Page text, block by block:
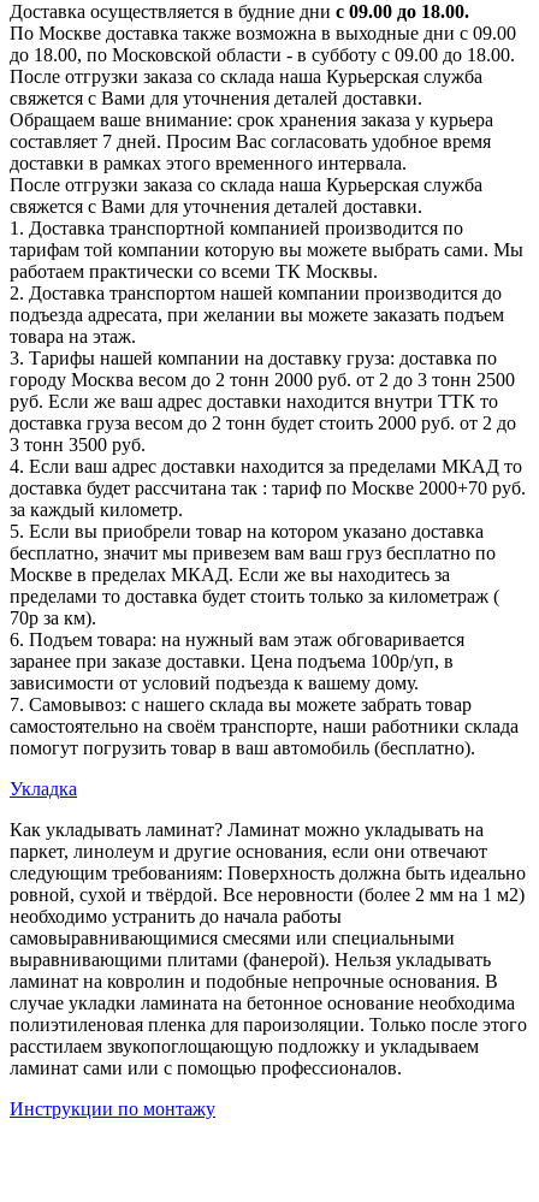
Доставка осуществляется в будние дни с 09.00 до 18.00.
По Москве доставка также возможна в выходные дни с 09.00
до 18.00, по Московской области - в субботу с 09.00 до 18.00.
После отгрузки заказа со склада наша Курьерская служба
свяжется с Вами для уточнения деталей доставки.
Обращаем ваше внимание: срок хранения заказа у курьера
составляет 7 дней. Просим Вас согласовать удобное время
доставки в рамках этого временного интервала.
После отгрузки заказа со склада наша Курьерская служба
свяжется с Вами для уточнения деталей доставки.
1. Доставка транспортной компанией производится по
тарифам той компании которую вы можете выбрать сами. Мы
работаем практически со всеми ТК Москвы.
2. Доставка транспортом нашей компании производится до
подъезда адресата, при желании вы можете заказать подъем
товара на этаж.
3. Тарифы нашей компании на доставку груза: доставка по
городу Москва весом до 2 тонн 2000 руб. от 2 до 3 тонн 2500
руб. Если же ваш адрес доставки находится внутри ТТК то
доставка груза весом до 2 тонн будет стоить 2000 руб. от 2 до
3 тонн 3500 руб.
4. Если ваш адрес доставки находится за пределами МКАД то
доставка будет рассчитана так : тариф по Москве 2000+70 руб.
за каждый километр.
5. Если вы приобрели товар на котором указано доставка
бесплатно, значит мы привезем вам ваш груз бесплатно по
Москве в пределах МКАД. Если же вы находитесь за
пределами то доставка будет стоить только за километраж (
70р за км).
6. Подъем товара: на нужный вам этаж обговаривается
заранее при заказе доставки. Цена подъема 100р/уп, в
зависимости от условий подъезда к вашему дому.
7. Самовывоз: с нашего склада вы можете забрать товар
самостоятельно на своём транспорте, наши работники склада
помогут погрузить товар в ваш автомобиль (бесплатно).
Укладка
Как укладывать ламинат? Ламинат можно укладывать на
паркет, линолеум и другие основания, если они отвечают
следующим требованиям: Поверхность должна быть идеально
ровной, сухой и твёрдой. Все неровности (более 2 мм на 1 м2)
необходимо устранить до начала работы
самовыравнивающимися смесями или специальными
выравнивающими плитами (фанерой). Нельзя укладывать
ламинат на ковролин и подобные непрочные основания. В
случае укладки ламината на бетонное основание необходима
полиэтиленовая пленка для пароизоляции. Только после этого
расстилаем звукопоглощающую подложку и укладываем
ламинат сами или с помощью профессионалов.
Инструкции по монтажу